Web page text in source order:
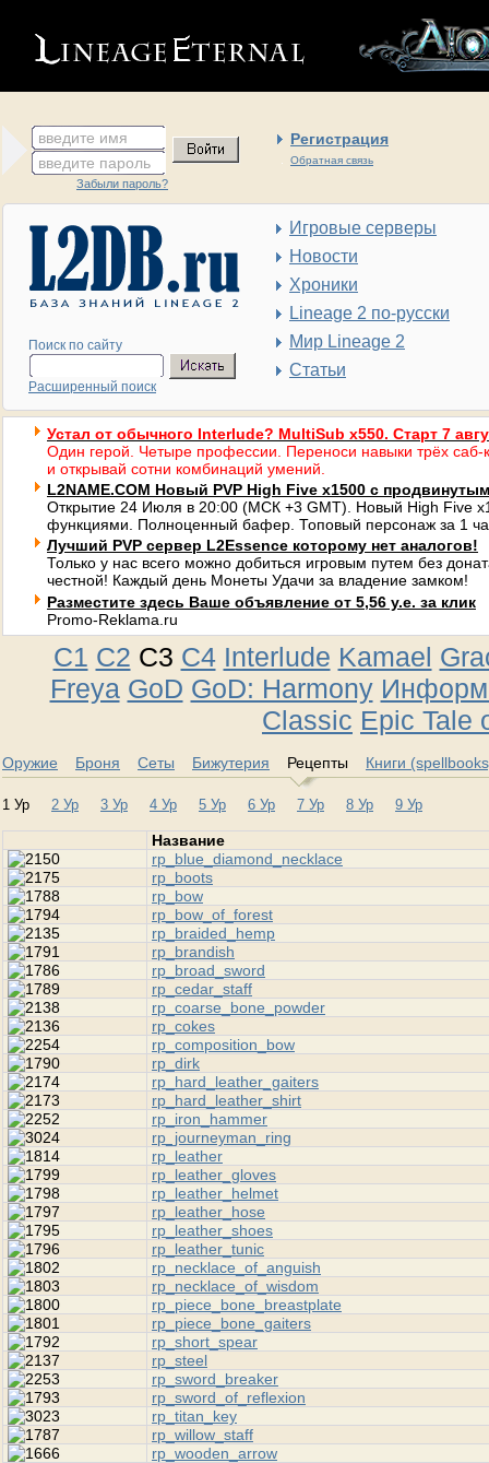
введите имя Регистрация
Обратная связь
введите пароль
Забыли пароль?
Поиск по сайту
Расширенный поиск
Игровые серверы
Новости
Хроники
Lineage 2 по-русски
Мир Lineage 2
Статьи
Устал от обычного Interlude? MultiSub x550. Старт 7
Один герой. Четыре профессии. Переноси навыки трёх саб-
и открывай сотни комбинаций умений.
L2NAME.COM Новый PVP High Five x1500 с
Открытие 24 Июля в 20:00 (МСК +3 GMT). Новый High Five
функциями. Полноценный бафер. Топовый персонаж за 1
Лучший PVP сервер L2Essence которому нет аналогов!
Только у нас всего можно добиться игровым путем без
честной! Каждый день Монеты Удачи за владение замком!
Разместите здесь Ваше объявление от 5,56 у.е. за клик
Promo-Reklama.ru
C1 C2 C3 C4 Interlude Kamael
Freya GoD GoD: Harmony
Classic Epic Tale
Оружие Броня Сеты Бижутерия Рецепты Книги
1 Ур 2 Ур 3 Ур 4 Ур 5 Ур 6 Ур 7 Ур 8 Ур 9 Ур
Название
rp_blue_diamond_necklace
rp_boots
rp_bow
rp_bow_of_forest
rp_braided_hemp
rp_brandish
rp_broad_sword
rp_cedar_staff
rp_coarse_bone_powder
rp_cokes
rp_composition_bow
rp_dirk
rp_hard_leather_gaiters
rp_hard_leather_shirt
rp_iron_hammer
rp_journeyman_ring
rp_leather
rp_leather_gloves
rp_leather_helmet
rp_leather_hose
rp_leather_shoes
rp_leather_tunic
rp_necklace_of_anguish
rp_necklace_of_wisdom
rp_piece_bone_breastplate
rp_piece_bone_gaiters
rp_short_spear
rp_steel
rp_sword_breaker
rp_sword_of_reflexion
rp_titan_key
rp_willow_staff
rp_wooden_arrow